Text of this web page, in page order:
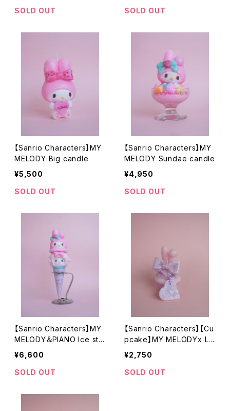
SOLD OUT
SOLD OUT
【Sanrio Characters】MY
MELODY Big candle
¥5,500
SOLD OUT
【Sanrio Characters】MY
MELODY Sundae candle
¥4,950
SOLD OUT
【Sanrio Characters】MY
MELODY＆PIANO Ice sta
nd candle マイメロディ＆
ピアノちゃん
¥6,600
SOLD OUT
【Sanrio Characters】【Cu
pcake】MY MELODYx LA
RMExOLOR JAPAN Colla
boration candle コラボキ
ャンドル
¥2,750
SOLD OUT